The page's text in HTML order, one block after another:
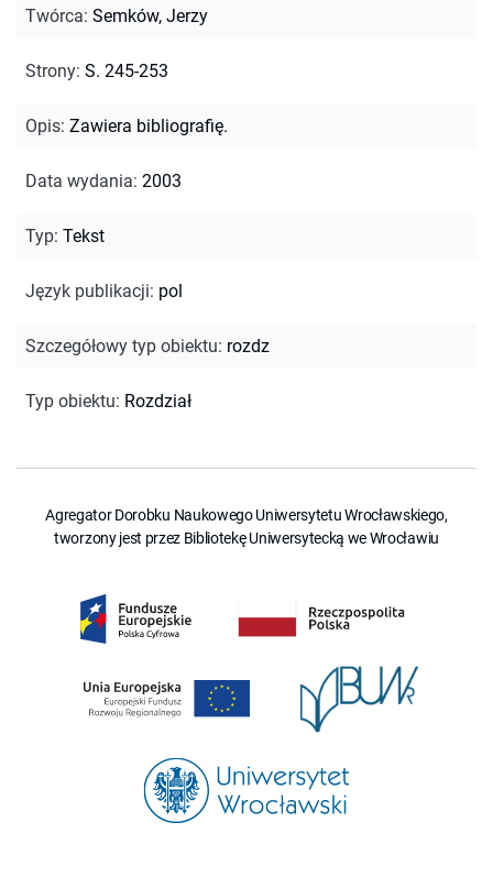
Twórca: Semków, Jerzy
Strony: S. 245-253
Opis: Zawiera bibliografię.
Data wydania: 2003
Typ: Tekst
Język publikacji: pol
Szczegółowy typ obiektu: rozdz
Typ obiektu: Rozdział
Agregator Dorobku Naukowego Uniwersytetu Wrocławskiego,
tworzony jest przez Bibliotekę Uniwersytecką we Wrocławiu